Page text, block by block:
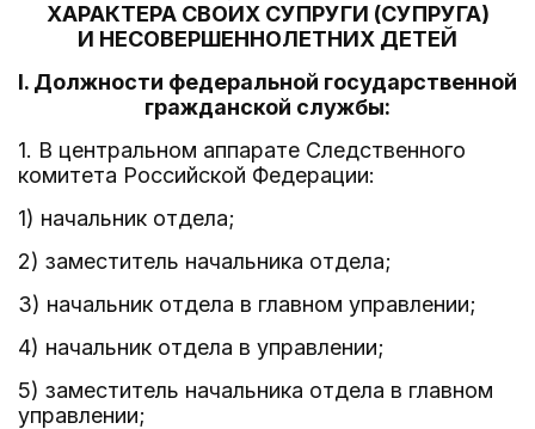
ХАРАКТЕРА СВОИХ СУПРУГИ (СУПРУГА)
И НЕСОВЕРШЕННОЛЕТНИХ ДЕТЕЙ
I. Должности федеральной государственной
гражданской службы:
1. В центральном аппарате Следственного
комитета Российской Федерации:
1) начальник отдела;
2) заместитель начальника отдела;
3) начальник отдела в главном управлении;
4) начальник отдела в управлении;
5) заместитель начальника отдела в главном
управлении;